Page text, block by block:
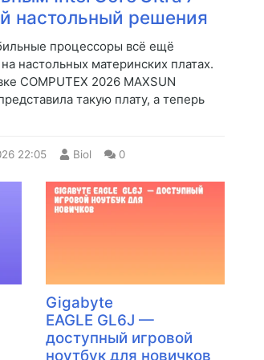
настольный решения
процессоры всё ещё
настольных материнских платах.
COMPUTEX 2026 MAXSUN
такую плату, а теперь
22:05 Biol 0
Gigabyte
EAGLE GL6J —
доступный игровой
ноутбук для новичков